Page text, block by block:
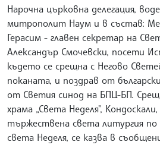
Нарочна църковна делегация,
митрополит Наум и в състав:
Герасим - главен секретар на
Александър Смочевски, посети
където се срещна с Негово
поканата, и поздрав от
от Светия синод на БПЦ-БП.
храма „Света Неделя",
тържествена света литургия по
света Неделя, се казва в